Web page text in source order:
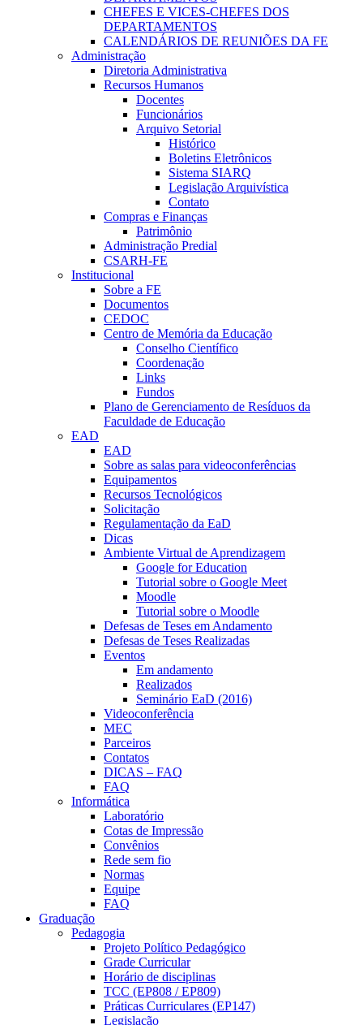
CHEFES E VICES-CHEFES DOS
DEPARTAMENTOS
CALENDÁRIOS DE REUNIÕES DA FE
Administração
Diretoria Administrativa
Recursos Humanos
Docentes
Funcionários
Arquivo Setorial
Histórico
Boletins Eletrônicos
Sistema SIARQ
Legislação Arquivística
Contato
Compras e Finanças
Patrimônio
Administração Predial
CSARH-FE
Institucional
Sobre a FE
Documentos
CEDOC
Centro de Memória da Educação
Conselho Científico
Coordenação
Links
Fundos
Plano de Gerenciamento de Resíduos da
Faculdade de Educação
EAD
EAD
Sobre as salas para videoconferências
Equipamentos
Recursos Tecnológicos
Solicitação
Regulamentação da EaD
Dicas
Ambiente Virtual de Aprendizagem
Google for Education
Tutorial sobre o Google Meet
Moodle
Tutorial sobre o Moodle
Defesas de Teses em Andamento
Defesas de Teses Realizadas
Eventos
Em andamento
Realizados
Seminário EaD (2016)
Videoconferência
MEC
Parceiros
Contatos
DICAS – FAQ
FAQ
Informática
Laboratório
Cotas de Impressão
Convênios
Rede sem fio
Normas
Equipe
FAQ
Graduação
Pedagogia
Projeto Político Pedagógico
Grade Curricular
Horário de disciplinas
TCC (EP808 / EP809)
Práticas Curriculares (EP147)
Legislação